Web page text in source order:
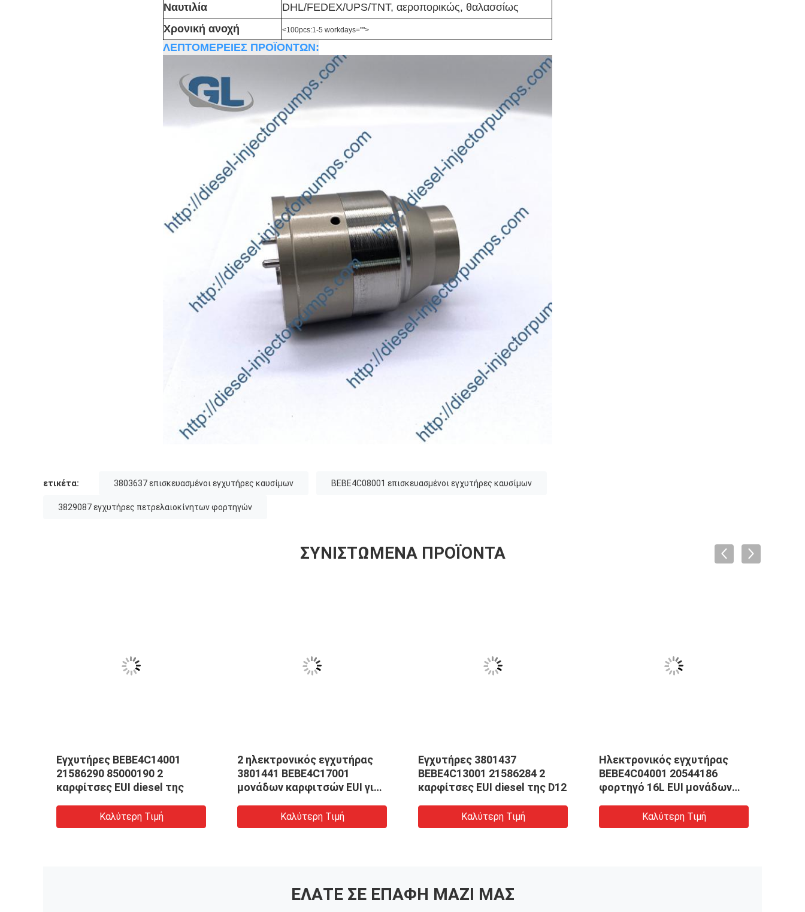
Ναυτιλία
DHL/FEDEX/UPS/TNT, αεροπορικώς, θαλασσίως
Χρονική ανοχή
<100pcs:1-5 workdays="">
ΛΕΠΤΟΜΕΡΕΙΕΣ ΠΡΟΪΟΝΤΩΝ:
ετικέτα: 3803637 επισκευασμένοι εγχυτήρες καυσίμων BEBE4C08001 επισκευασμένοι εγχυτήρες καυσίμων
3829087 εγχυτήρες πετρελαιοκίνητων φορτηγών
ΣΥΝΙΣΤΏΜΕΝΑ ΠΡΟΪΌΝΤΑ
Εγχυτήρες BEBE4C14001
21586290 85000190 2
καρφίτσες EUI diesel της
Καλύτερη Τιμή
2 ηλεκτρονικός εγχυτήρας
3801441 BEBE4C17001
μονάδων καρφιτσών EUI για
Καλύτερη Τιμή
Εγχυτήρες 3801437
BEBE4C13001 21586284 2
καρφίτσες EUI diesel της D12
Καλύτερη Τιμή
Ηλεκτρονικός εγχυτήρας
BEBE4C04001 20544186
φορτηγό 16L EUI μονάδων
Καλύτερη Τιμή
ΕΛΆΤΕ ΣΕ ΕΠΑΦΉ ΜΑΖΊ ΜΑΣ